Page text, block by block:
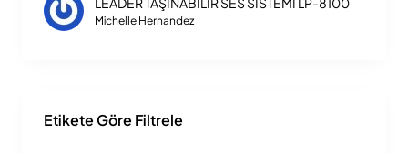
Michelle Hernandez
Etikete Göre Filtrele